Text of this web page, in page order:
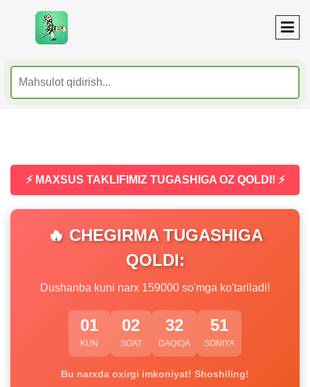
⚡ MAXSUS TAKLIFIMIZ TUGASHIGA OZ QOLDI! ⚡
🔥 CHEGIRMA TUGASHIGA
QOLDI:
Dushanba kuni narx 159000 so'mga ko'tariladi!
01
KUN
02
SOAT
32
DAQIQA
50
SONIYA
Bu narxda oxirgi imkoniyat! Shoshiling!